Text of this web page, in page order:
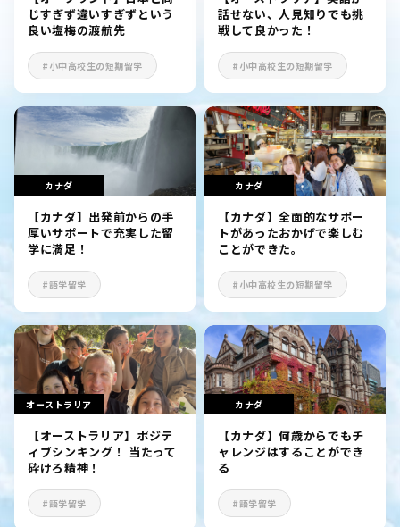
じすぎず違いすぎずという
良い塩梅の渡航先
#小中高校生の短期留学
話せない、人見知りでも挑
戦して良かった！
#小中高校生の短期留学
カナダ
【カナダ】出発前からの手
厚いサポートで充実した留
学に満足！
#語学留学
カナダ
【カナダ】全面的なサポー
トがあったおかげで楽しむ
ことができた。
#小中高校生の短期留学
オーストラリア
【オーストラリア】ポジテ
ィブシンキング！ 当たって
砕けろ精神！
#語学留学
カナダ
【カナダ】何歳からでもチ
ャレンジはすることができ
る
#語学留学